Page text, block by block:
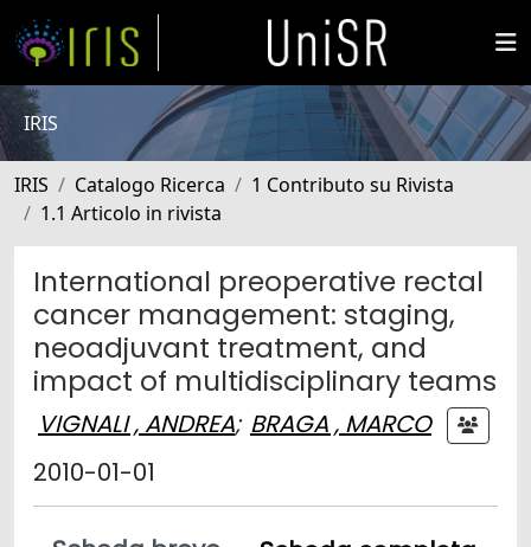
IRIS
IRIS Catalogo Ricerca
1 Contributo su Rivista
1.1 Articolo in rivista
International preoperative rectal
cancer management: staging,
neoadjuvant treatment, and
impact of multidisciplinary teams
VIGNALI , ANDREA; BRAGA , MARCO
2010-01-01